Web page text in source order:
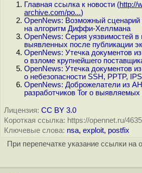
Главная ссылка к новости (http://
archive.com/po...)
OpenNews: Возможный
на алгоритм Диффи-Хеллмана
OpenNews: Серия уязвимостей в
выявленных после публикации
OpenNews: Утечка документов
о взломе крупнейшего
OpenNews: Утечка документов
о небезопасности SSH, PPTP,
OpenNews: Доброжелатели из
разработчиков Tor о
Лицензия: CC BY 3.0
Короткая ссылка: https://opennet.ru/
Ключевые слова: nsa, exploit, postfix
При перепечатке указание ссылки на